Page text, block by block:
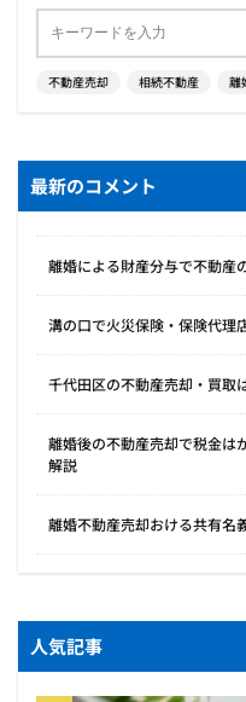
不動産売却 相続不動産 離
最新のコメント
離婚による財産分与で不動産
溝の口で火災保険・保険代理
千代田区の不動産売却・買取
離婚後の不動産売却で税金は
解説
離婚不動産売却おける共有名
人気記事